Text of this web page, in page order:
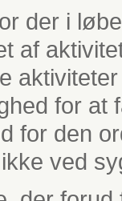
der i
af
for at
for den
ved